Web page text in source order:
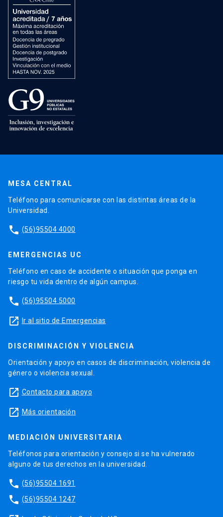
MESA CENTRAL
Teléfono para comunicarse con las distintas áreas de la
Universidad.
phone (56)95504 4000
EMERGENCIAS UC
Teléfono en caso de accidente o situación que ponga en
riesgo tu vida dentro de algún campus.
phone (56)95504 5000
launch Ir al sitio de Emergencias
DISCRIMINACIÓN Y VIOLENCIA
Orientación y apoyo en casos de discriminación, violencia de
género o violencia sexual.
launch Contacto para apoyo
launch Más orientación
MEDIACIÓN UNIVERSITARIA
Teléfonos para orientación y consejo si se ha vulnerado
alguno de tus derechos en la universidad.
phone (56)95504 1691
phone (56)95504 1247